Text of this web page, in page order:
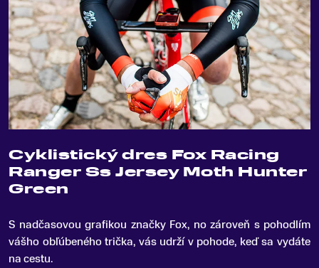
Cyklistický dres Fox Racing
Ranger Ss Jersey Moth Hunter
Green
S nadčasovou grafikou značky Fox, no zároveň s pohodlím
vášho obľúbeného trička, vás udrží v pohode, keď sa vydáte
na cestu.